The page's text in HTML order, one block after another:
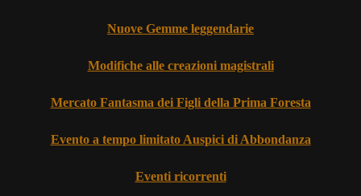
Nuove Gemme leggendarie
Modifiche alle creazioni magistrali
Mercato Fantasma dei Figli della Prima Foresta
Evento a tempo limitato Auspici di Abbondanza
Eventi ricorrenti